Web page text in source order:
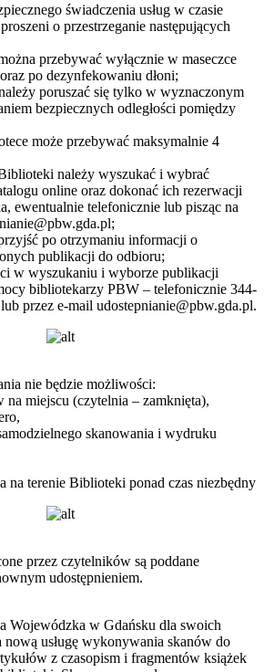
świadczenia usług w czasie
o przestrzeganie następujących
przebywać wyłącznie w maseczce
po dezynfekowaniu dłoni;
poruszać się tylko w wyznaczonym
bezpiecznych odległości pomiędzy
może przebywać maksymalnie 4
należy wyszukać i wybrać
online oraz dokonać ich rezerwacji
ewentualnie telefonicznie lub pisząc na
po otrzymaniu informacji o
publikacji do odbioru;
w wyszukaniu i wyborze publikacji
bibliotekarzy PBW – telefonicznie 344-
przez e-mail udostepnianie@pbw.gda.pl.
nie będzie możliwości:
na miejscu (czytelnia – zamknięta),
skanowania i wydruku
na terenie Biblioteki ponad czas niezbędny
przez czytelników są poddane
udostępnieniem.
Wojewódzka w Gdańsku dla swoich
usługę wykonywania skanów do
z czasopism i fragmentów książek